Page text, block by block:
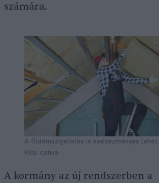
számára.
A födémszigetelés is kedvezményes lehet.
Kép: canva
A kormány az új rendszerben a